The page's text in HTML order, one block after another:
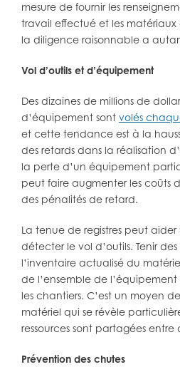
mesure de fournir les
travail effectué et les matériaux
la diligence raisonnable a
Vol d’outils et d’équipement
Des dizaines de millions de
d’équipement sont volés
et cette tendance est à la
des retards dans la réalisation
la perte d’un équipement
peut faire augmenter les coûts
des pénalités de retard.
La tenue de registres peut aider
détecter le vol d’outils. Tenir des
l’inventaire actualisé du
de l’ensemble de l’équipement
les chantiers. C’est un moyen
matériel qui se révèle
ressources sont partagées entre
Prévention des chutes